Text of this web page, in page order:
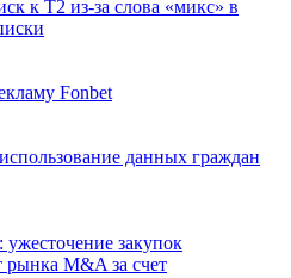
к Т2 из-за слова «микс» в
Fonbet
данных граждан
ужесточение закупок
рынка M&A за счет